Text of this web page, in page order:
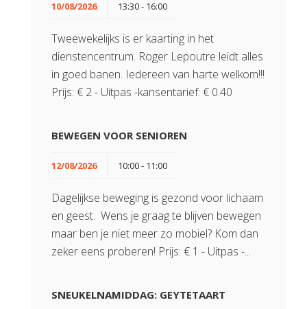
10/08/2026 13:30 - 16:00
Tweewekelijks is er kaarting in het
dienstencentrum. Roger Lepoutre leidt alles
in goed banen. Iedereen van harte welkom!!!
Prijs: € 2 - Uitpas -kansentarief: € 0.40
BEWEGEN VOOR SENIOREN
12/08/2026 10:00 - 11:00
Dagelijkse beweging is gezond voor lichaam
en geest. Wens je graag te blijven bewegen
maar ben je niet meer zo mobiel? Kom dan
zeker eens proberen! Prijs: € 1 - Uitpas -...
SNEUKELNAMIDDAG: GEYTETAART